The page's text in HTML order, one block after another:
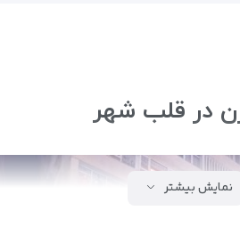
در قلب شهر
نمایش بیشتر